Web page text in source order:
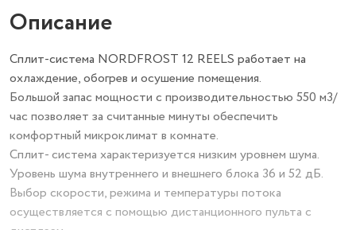
Описание
Сплит-система NORDFROST 12 REELS работает на
охлаждение, обогрев и осушение помещения.
Большой запас мощности с производительностью 550 м3/
час позволяет за считанные минуты обеспечить
комфортный микроклимат в комнате.
Сплит- система характеризуется низким уровнем шума.
Уровень шума внутреннего и внешнего блока 36 и 52 дБ.
Выбор скорости, режима и температуры потока
осуществляется с помощью дистанционного пульта с